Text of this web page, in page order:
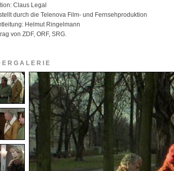
Claus Legal
durch die Telenova Film- und Fernsehproduktion
Helmut Ringelmann
von ZDF, ORF, SRG.